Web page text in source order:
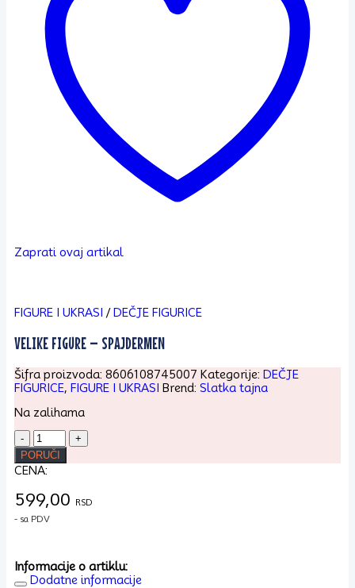
Zaprati ovaj artikal
FIGURE I UKRASI / DEČJE FIGURICE
VELIKE FIGURE – SPAJDERMEN
Šifra proizvoda: 8606108745007 Kategorije: DEČJE
FIGURICE, FIGURE I UKRASI Brend: Slatka tajna
Na zalihama
VELIKE
FIGURE
-
SPAJDERMEN
PORUČI
CENA:
599,00 RSD
- sa PDV
Informacije o artiklu:
Dodatne informacije